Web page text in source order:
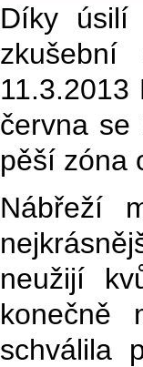
Díky úsilí
června se
pěší zóna
Nábřeží
neužijí
konečně
schválila